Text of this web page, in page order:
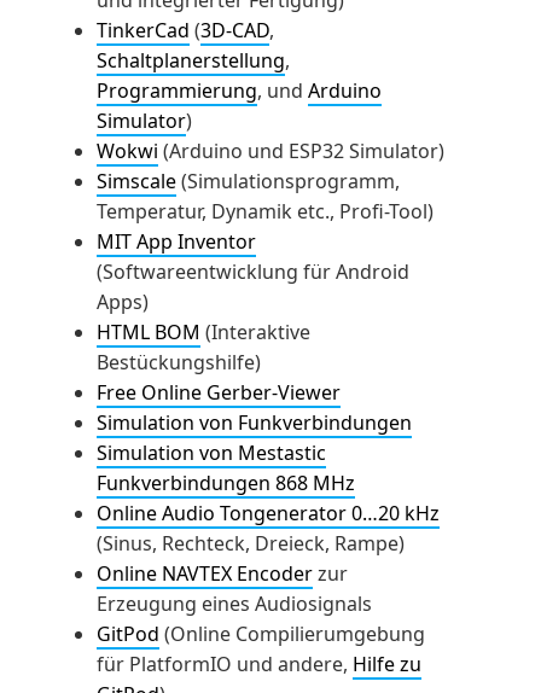
TinkerCad (3D-CAD,
Schaltplanerstellung,
Programmierung, und Arduino
Simulator)
Wokwi (Arduino und ESP32 Simulator)
Simscale(Simulationsprogramm,
Temperatur, Dynamik etc., Profi-Tool)
MIT App Inventor
(Softwareentwicklung für Android
Apps)
HTML BOM (Interaktive
Bestückungshilfe)
Free Online Gerber-Viewer
Simulation von Funkverbindungen
Simulation von Mestastic
Funkverbindungen 868 MHz
Online Audio Tongenerator 0…20 kHz
(Sinus, Rechteck, Dreieck, Rampe)
Online NAVTEX Encoderzur
Erzeugung eines Audiosignals
GitPod (Online Compilierumgebung
für PlatformIO und andere, Hilfe zu